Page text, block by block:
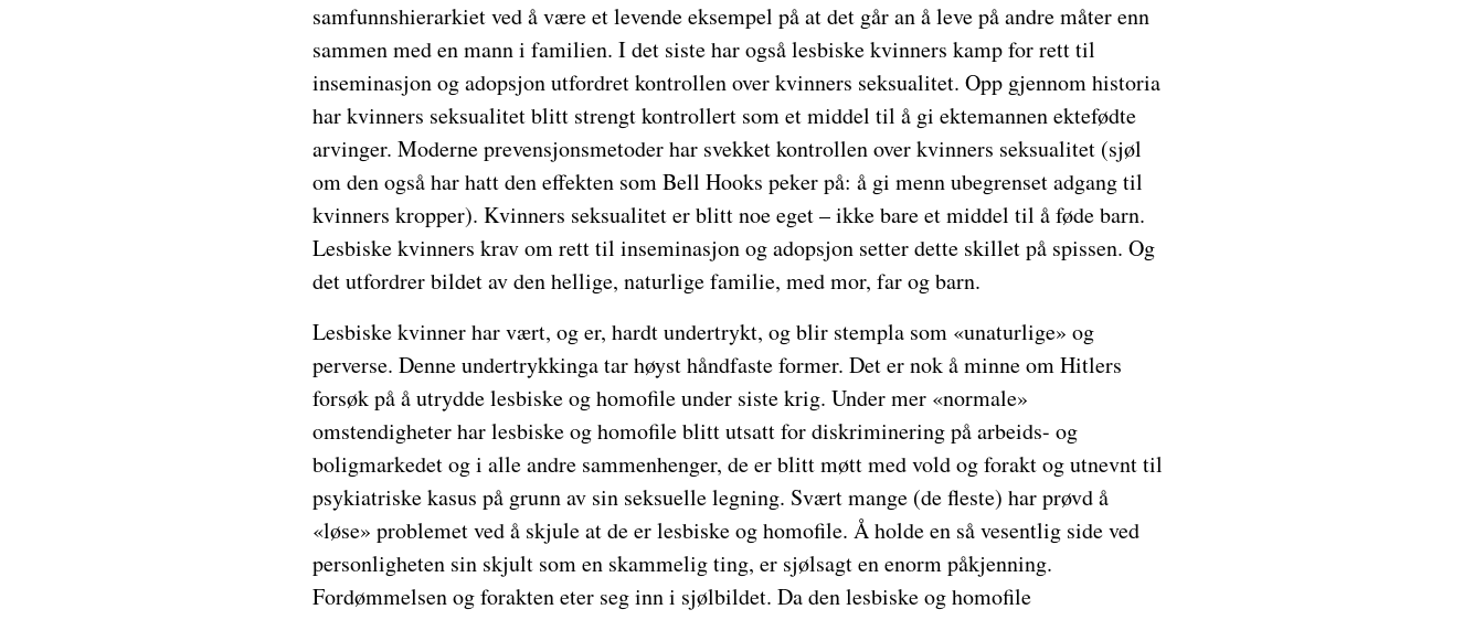
samfunnshierarkiet ved å være et levende eksempel på at det går an å leve på andre måter enn
sammen med en mann i familien. I det siste har også lesbiske kvinners kamp for rett til
inseminasjon og adopsjon utfordret kontrollen over kvinners seksualitet. Opp gjennom historia
har kvinners seksualitet blitt strengt kontrollert som et middel til å gi ektemannen ektefødte
arvinger. Moderne prevensjonsmetoder har svekket kontrollen over kvinners seksualitet (sjøl
om den også har hatt den effekten som Bell Hooks peker på: å gi menn ubegrenset adgang til
kvinners kropper). Kvinners seksualitet er blitt noe eget – ikke bare et middel til å føde barn.
Lesbiske kvinners krav om rett til inseminasjon og adopsjon setter dette skillet på spissen. Og
det utfordrer bildet av den hellige, naturlige familie, med mor, far og barn.
Lesbiske kvinner har vært, og er, hardt undertrykt, og blir stempla som «unaturlige» og
perverse. Denne undertrykkinga tar høyst håndfaste former. Det er nok å minne om Hitlers
forsøk på å utrydde lesbiske og homofile under siste krig. Under mer «normale»
omstendigheter har lesbiske og homofile blitt utsatt for diskriminering på arbeids- og
boligmarkedet og i alle andre sammenhenger, de er blitt møtt med vold og forakt og utnevnt til
psykiatriske kasus på grunn av sin seksuelle legning. Svært mange (de fleste) har prøvd å
«løse» problemet ved å skjule at de er lesbiske og homofile. Å holde en så vesentlig side ved
personligheten sin skjult som en skammelig ting, er sjølsagt en enorm påkjenning.
Fordømmelsen og forakten eter seg inn i sjølbildet. Da den lesbiske og homofile